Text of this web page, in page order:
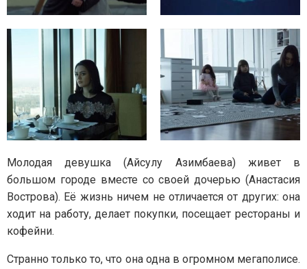
Молодая девушка (Айсулу Азимбаева) живет в
большом городе вместе со своей дочерью (Анастасия
Вострова). Её жизнь ничем не отличается от других: она
ходит на работу, делает покупки, посещает рестораны и
кофейни.
Странно только то, что она одна в огромном мегаполисе.